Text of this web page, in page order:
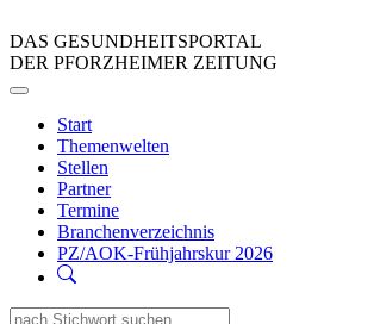
DAS GESUNDHEITSPORTAL
DER PFORZHEIMER ZEITUNG
Start
Themenwelten
Stellen
Partner
Termine
Branchenverzeichnis
PZ/AOK-Frühjahrskur 2026